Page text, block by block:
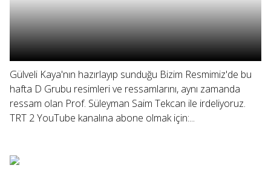
Gülveli Kaya'nın hazırlayıp sunduğu Bizim Resmimiz'de bu
hafta D Grubu resimleri ve ressamlarını, aynı zamanda
ressam olan Prof. Süleyman Saim Tekcan ile irdeliyoruz.
TRT 2 YouTube kanalına abone olmak için:...